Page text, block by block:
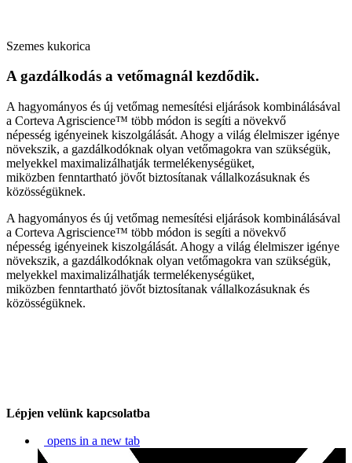
Szemes kukorica
A gazdálkodás a vetőmagnál kezdődik.
A hagyományos és új vetőmag nemesítési eljárások kombinálásával
a Corteva Agriscience™ több módon is segíti a növekvő
népesség igényeinek kiszolgálását. Ahogy a világ élelmiszer igénye
növekszik, a gazdálkodóknak olyan vetőmagokra van szükségük,
melyekkel maximalizálhatják termelékenységüket,
miközben fenntartható jövőt biztosítanak vállalkozásuknak és
közösségüknek.
A hagyományos és új vetőmag nemesítési eljárások kombinálásával
a Corteva Agriscience™ több módon is segíti a növekvő
népesség igényeinek kiszolgálását. Ahogy a világ élelmiszer igénye
növekszik, a gazdálkodóknak olyan vetőmagokra van szükségük,
melyekkel maximalizálhatják termelékenységüket,
miközben fenntartható jövőt biztosítanak vállalkozásuknak és
közösségüknek.
Lépjen velünk kapcsolatba
opens in a new tab